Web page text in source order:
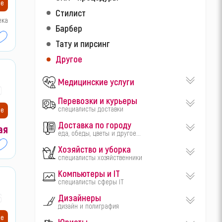
Стилист
Барбер
Тату и пирсинг
Другое
Медицинские услуги
Перевозки и курьеры
специалисты доставки
Доставка по городу
еда, обеды, цветы и другое...
Хозяйство и уборка
специалисты хозяйственники
Компьютеры и IT
специалисты сферы IT
Дизайнеры
дизайн и полиграфия